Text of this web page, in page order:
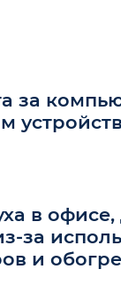
за
в
за
и